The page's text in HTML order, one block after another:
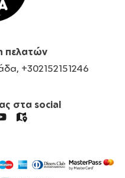
πελατών
+302152151246
στα social